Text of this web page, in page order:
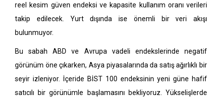
reel kesim güven endeksi ve kapasite kullanım oranı verileri
takip edilecek. Yurt dışında ise önemli bir veri akışı
bulunmuyor.
Bu sabah ABD ve Avrupa vadeli endekslerinde negatif
görünüm öne çıkarken, Asya piyasalarında da satış ağırlıklı bir
seyir izleniyor. İçeride BİST 100 endeksinin yeni güne hafif
satıcılı bir görünümle başlamasını bekliyoruz. Yükselişlerde